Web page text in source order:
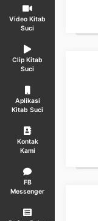
Video Kitab
Suci
Clip Kitab
Suci
Aplikasi
Kitab Suci
Kontak
Kami
FB
Messenger